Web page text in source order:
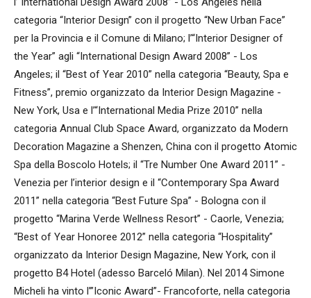
categoria “Interior Design” con il progetto “New Urban Face”
per la Provincia e il Comune di Milano; l’“Interior Designer of
the Year” agli “International Design Award 2008” - Los
Angeles; il “Best of Year 2010” nella categoria “Beauty, Spa e
Fitness”, premio organizzato da Interior Design Magazine -
New York, Usa e l’“International Media Prize 2010” nella
categoria Annual Club Space Award, organizzato da Modern
Decoration Magazine a Shenzen, China con il progetto Atomic
Spa della Boscolo Hotels; il “Tre Number One Award 2011” -
Venezia per l’interior design e il “Contemporary Spa Award
2011” nella categoria “Best Future Spa” - Bologna con il
progetto “Marina Verde Wellness Resort” - Caorle, Venezia;
“Best of Year Honoree 2012” nella categoria “Hospitality”
organizzato da Interior Design Magazine, New York, con il
progetto B4 Hotel (adesso Barceló Milan). Nel 2014 Simone
Micheli ha vinto l’”Iconic Award”- Francoforte, nella categoria